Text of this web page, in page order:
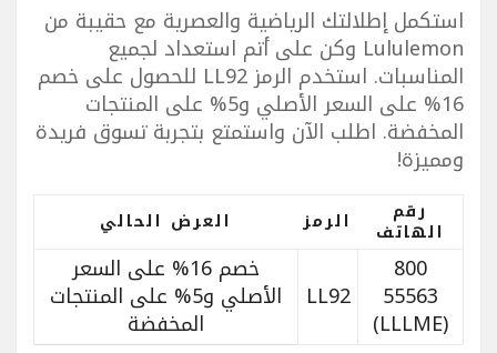
استكمل إطلالتك الرياضية والعصرية مع حقيبة من
Lululemon وكن على أتم استعداد لجميع
المناسبات. استخدم الرمز LL92 للحصول على خصم
16% على السعر الأصلي و5% على المنتجات
المخفضة. اطلب الآن واستمتع بتجربة تسوق فريدة
ومميزة!
رقم
الهاتف الرمز العرض الحالي
800
55563
(LLLME)
LL92
خصم 16% على السعر
الأصلي و5% على المنتجات
المخفضة